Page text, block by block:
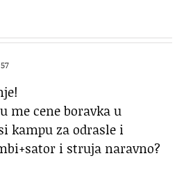
me cene boravka u
kampu za odrasle i
i struja naravno?